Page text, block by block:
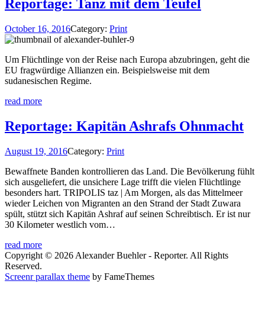
Reportage: Tanz mit dem Teufel
October 16, 2016Category: Print
Um Flüchtlinge von der Reise nach Europa abzubringen, geht die
EU fragwürdige Allianzen ein. Beispielsweise mit dem
sudanesischen Regime.
read more
Reportage: Kapitän Ashrafs Ohnmacht
August 19, 2016Category: Print
Bewaffnete Banden kontrollieren das Land. Die Bevölkerung fühlt
sich ausgeliefert, die unsichere Lage trifft die vielen Flüchtlinge
besonders hart. TRIPOLIS taz | Am Morgen, als das Mittelmeer
wieder Leichen von Migranten an den Strand der Stadt Zuwara
spült, stützt sich Kapitän Ashraf auf seinen Schreibtisch. Er ist nur
30 Kilometer westlich vom…
read more
Copyright © 2026 Alexander Buehler - Reporter. All Rights
Reserved.
Screenr parallax theme by FameThemes